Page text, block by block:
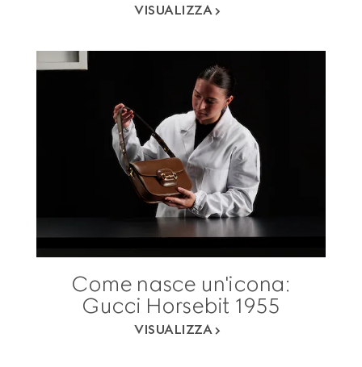
VISUALIZZA
Come nasce un'icona:
Gucci Horsebit 1955
VISUALIZZA